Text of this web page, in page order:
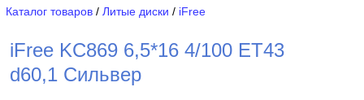
Каталог товаров / Литые диски / iFree
iFree KC869 6,5*16 4/100 ET43
d60,1 Сильвер